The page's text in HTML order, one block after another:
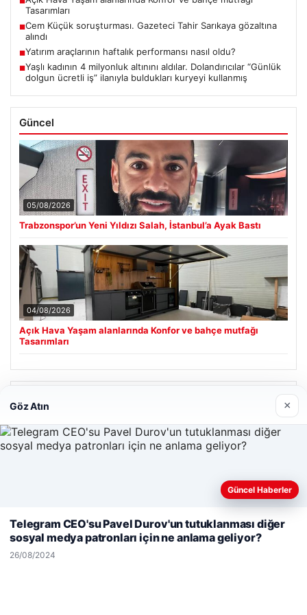
Tasarımları
■Cem Küçük soruşturması. Gazeteci Tahir Sarıkaya gözaltına
alındı
■Yatırım araçlarının haftalık performansı nasıl oldu?
■Yaşlı kadının 4 milyonluk altınını aldılar. Dolandırıcılar “Günlük
dolgun ücretli iş” ilanıyla buldukları kuryeyi kullanmış
Güncel
05/08/2026
Trabzonspor’un Yeni Yıldızı Salah, İstanbul’a Ayak Bastı
04/08/2026
Açık Hava Yaşam alanlarında Konfor ve bahçe mutfağı
Tasarımları
Hastaş Beton
26/05/2026
© 2026 Haber Notları – Güncel Haberler
Web sitemizi nasıl kullandığınızı daha iyi anlayabilmek,
kullanıyoruz.Çerez Politikamız
Reddet
Göz Atın ×
Güncel Haberler
Telegram CEO'su Pavel Durov'un tutuklanması diğer
sosyal medya patronları için ne anlama geliyor?
26/08/2024